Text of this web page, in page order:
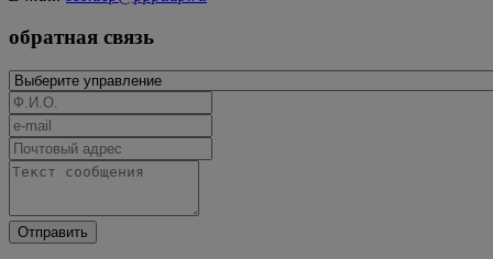
обратная связь
Отправить